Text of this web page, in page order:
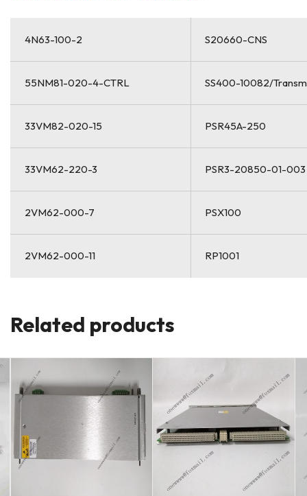
4N63-100-2 S20660-CNS
55NM81-020-4-CTRL SS400-10082/
33VM82-020-15 PSR45A-250
33VM62-220-3 PSR3-20850-01-003
2VM62-000-7 PSX100
2VM62-000-11 RP1001
Related products